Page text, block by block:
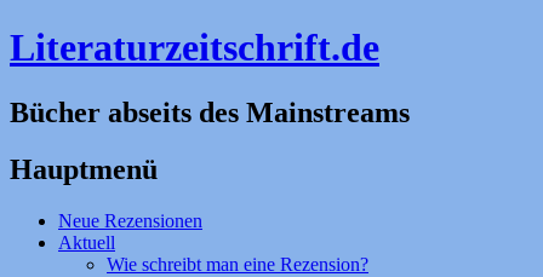
Literaturzeitschrift.de
Bücher abseits des Mainstreams
Hauptmenü
Zum
Inhalt
Neue Rezensionen
Aktuell
Wie schreibt man eine Rezension?